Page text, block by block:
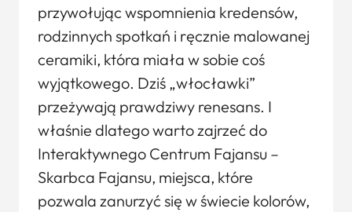
przywołując wspomnienia kredensów,
rodzinnych spotkań i ręcznie malowanej
ceramiki, która miała w sobie coś
wyjątkowego. Dziś „włocławki”
przeżywają prawdziwy renesans. I
właśnie dlatego warto zajrzeć do
Interaktywnego Centrum Fajansu –
Skarbca Fajansu, miejsca, które
pozwala zanurzyć się w świecie kolorów,